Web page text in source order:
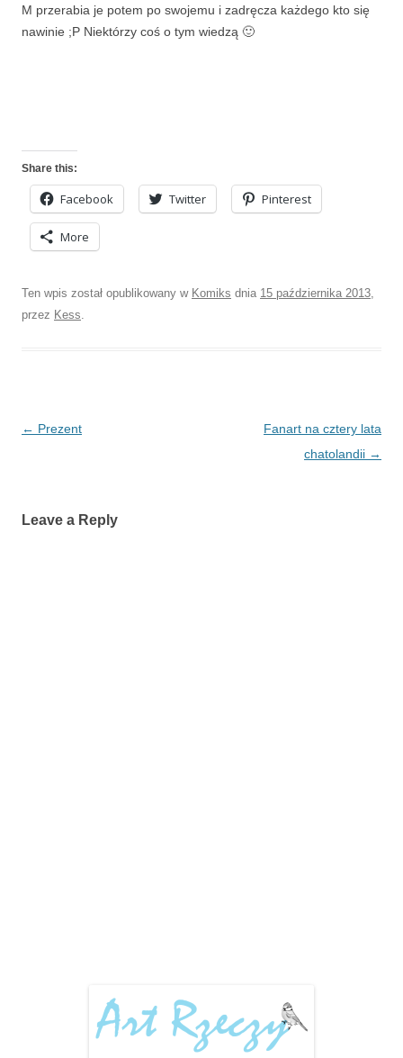
M przerabia je potem po swojemu i zadręcza każdego kto się
nawinie ;P Niektórzy coś o tym wiedzą 🙂
Share this:
Facebook Twitter Pinterest
More
Ten wpis został opublikowany w Komiks dnia 15 października 2013,
przez Kess.
Nawigacja
← Prezent
Fanart na cztery lata
chatolandii →
Leave a Reply